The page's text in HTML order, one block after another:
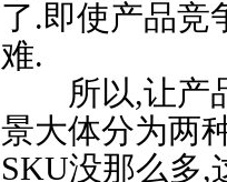
了.即使产品竞
难.
所以,让产品
景大体分为两
SKU没那么多,